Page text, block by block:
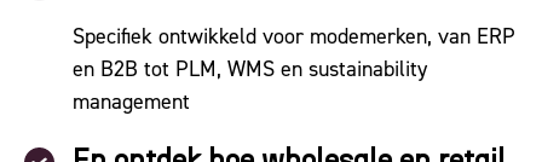
Specifiek ontwikkeld voor modemerken, van ERP
en B2B tot PLM, WMS en sustainability
management